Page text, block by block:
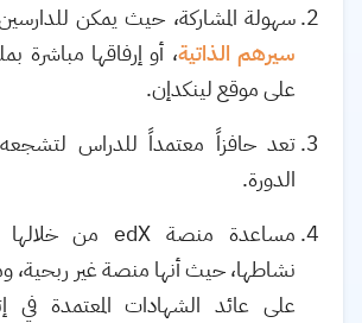
سهولة المشاركة، حيث يمكن
سيرهم الذاتية، أو إرفاقها مباشرة
على موقع لينكدإن.
تعد حافزاً معتمداً للدراس
الدورة.
مساعدة منصة edXمن خلالها
نشاطها، حيث أنها منصة غير ربحية،
على عائد الشهادات المعتمدة في